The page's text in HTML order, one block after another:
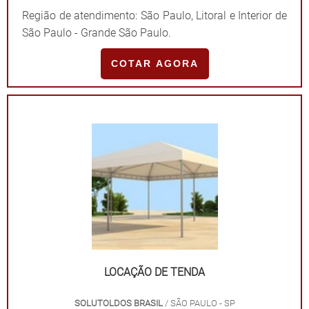
e coberturas, a Solutoldos é uma grande aliada de
clientes de São Paulo. Há três anos no mercado, a
companhia assegura preço justo e alta qualidade..
Região de atendimento: São Paulo, Litoral e Interior de
São Paulo - Grande São Paulo.
COTAR AGORA
LOCAÇÃO DE TENDA
SOLUTOLDOS BRASIL/ SÃO PAULO - SP